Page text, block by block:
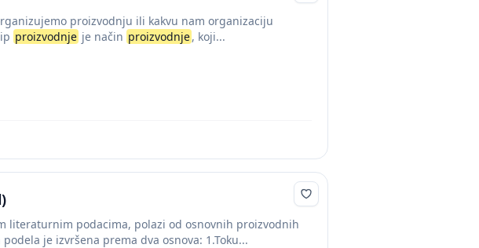
proizvodnju ili kakvu nam organizaciju
proizvodnje je način proizvodnje, koji...
literaturnim podacima, polazi od osnovnih proizvodnih
je izvršena prema dva osnova: 1.Toku...